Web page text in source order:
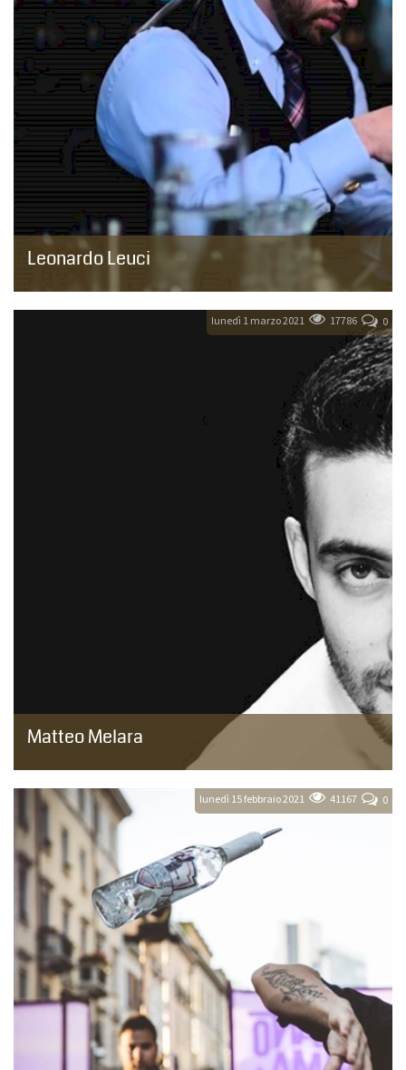
Leonardo Leuci
È nato a Roma nel 1976 si innamora del mondo della
Matteo Melara
Matteo Melara vive a Milano ed è una bartender riconosciuto a
diventano la...
lunedì 1 marzo 2021 0
17786
lunedì 15 febbraio 2021 0
41167